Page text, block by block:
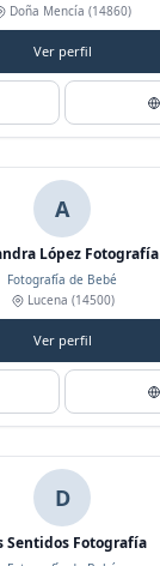
Doña Mencía (14860)
Ver perfil
A
López Fotografía
Fotografía de Bebé
Lucena (14500)
Ver perfil
D
Sentidos Fotografía